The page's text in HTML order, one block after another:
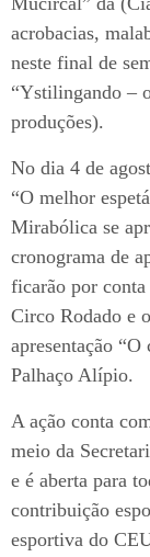
acrobacias,
neste final de
“Ystilingando –
produções).
No dia 4 de
“O melhor
Mirabólica se
cronograma de
ficarão por conta
Circo Rodado e
apresentação
Palhaço Alípio.
A ação conta
meio da
e é aberta para
contribuição
esportiva do